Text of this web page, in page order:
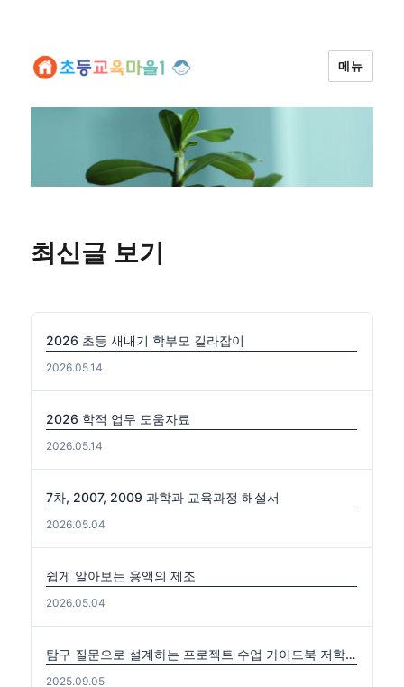
메뉴
최신글 보기
2026 초등 새내기 학부모 길라잡이
2026.05.14
2026 학적 업무 도움자료
2026.05.14
7차, 2007, 2009 과학과 교육과정 해설서
2026.05.04
쉽게 알아보는 용액의 제조
2026.05.04
탐구 질문으로 설계하는 프로젝트 수업 가이드북 저학년편. 중·고학년편
2025.09.05